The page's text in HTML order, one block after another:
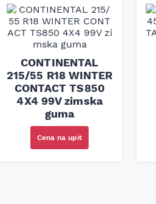
CONTINENTAL
215/55 R18 WINTER
CONTACT TS850
4X4 99V zimska
guma
Cena na upit